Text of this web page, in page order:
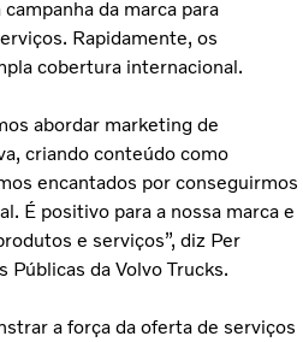
da marca para
Rapidamente, os
cobertura internacional.
abordar marketing de
criando conteúdo como
encantados por conseguirmos
É positivo para a nossa marca e
e serviços”, diz Per
da Volvo Trucks.
a força da oferta de serviços